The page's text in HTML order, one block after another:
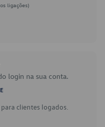
ligações)
login na sua conta.
clientes logados.